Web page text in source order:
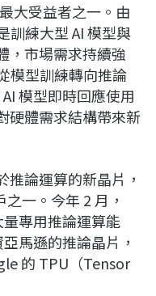
大受益者之一。由
訓練大型 AI 模型與
，市場需求持續強
模型訓練轉向推論
模型即時回應使用
硬體需求結構帶來新
論運算的新晶片，
一。今年 2 月，
專用推論運算能
馬遜的推論晶片，
的 TPU（Tensor